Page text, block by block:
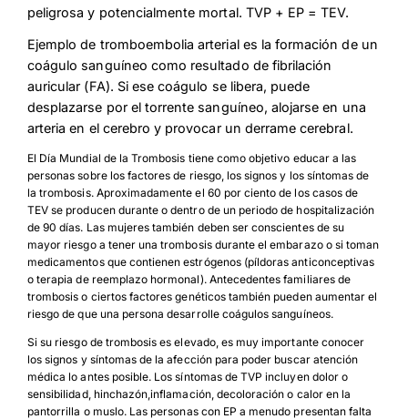
×
peligrosa y potencialmente mortal. TVP + EP = TEV.
Ejemplo de tromboembolia arterial es la formación de un
coágulo sanguíneo como resultado de fibrilación
auricular (FA). Si ese coágulo se libera, puede
desplazarse por el torrente sanguíneo, alojarse en una
arteria en el cerebro y provocar un derrame cerebral.
El Día Mundial de la Trombosis tiene como objetivo educar a las
personas sobre los factores de riesgo, los signos y los síntomas de
la trombosis. Aproximadamente el 60 por ciento de los casos de
TEV se producen durante o dentro de un periodo de hospitalización
de 90 días. Las mujeres también deben ser conscientes de su
mayor riesgo a tener una trombosis durante el embarazo o si toman
medicamentos que contienen estrógenos (píldoras anticonceptivas
o terapia de reemplazo hormonal). Antecedentes familiares de
trombosis o ciertos factores genéticos también pueden aumentar el
riesgo de que una persona desarrolle coágulos sanguíneos.
Si su riesgo de trombosis es elevado, es muy importante conocer
los signos y síntomas de la afección para poder buscar atención
médica lo antes posible. Los síntomas de TVP incluyen dolor o
sensibilidad, hinchazón,inflamación, decoloración o calor en la
pantorrilla o muslo. Las personas con EP a menudo presentan falta